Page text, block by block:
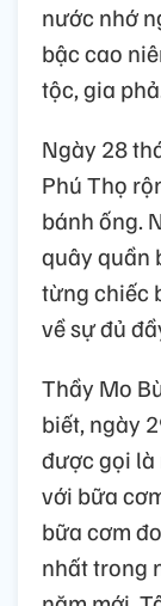
nước nhớ
bậc cao
tộc, gia
Ngày 28
Phú Thọ
bánh ống.
quây quần
từng chiếc
về sự đủ
Thầy Mo
biết, ngày
được gọi là
với bữa
bữa cơm
nhất trong